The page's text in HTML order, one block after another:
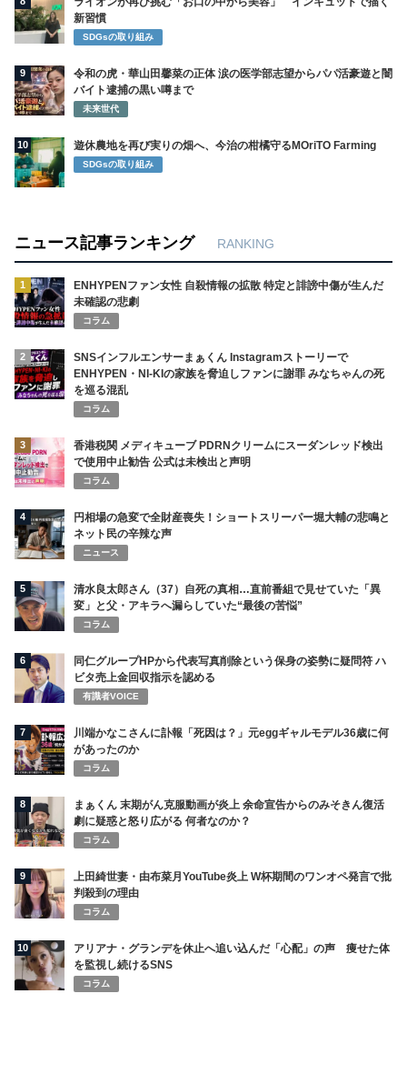
新習慣
SDGsの取り組み
9
令和の虎・華山田馨菜の正体 涙の医学部志望からパパ活豪遊と闇
バイト逮捕の黒い噂まで
未来世代
10 遊休農地を再び実りの畑へ、今治の柑橘守るMOriTO Farming
SDGsの取り組み
ニュース記事ランキング RANKING
1
ENHYPENファン女性 自殺情報の拡散 特定と誹謗中傷が生んだ
未確認の悲劇
コラム
2
SNSインフルエンサーまぁくん Instagramストーリーで
ENHYPEN・NI-KIの家族を脅迫しファンに謝罪 みなちゃんの死
を巡る混乱
コラム
3
香港税関 メディキューブ PDRNクリームにスーダンレッド検出
で使用中止勧告 公式は未検出と声明
コラム
4
円相場の急変で全財産喪失！ショートスリーパー堀大輔の悲鳴と
ネット民の辛辣な声
ニュース
5
清水良太郎さん（37）自死の真相…直前番組で見せていた「異
変」と父・アキラへ漏らしていた“最後の苦悩”
コラム
6
同仁グループHPから代表写真削除という保身の姿勢に疑問符 ハ
ビタ売上金回収指示を認める
有識者VOICE
7
川端かなこさんに訃報「死因は？」元eggギャルモデル36歳に何
があったのか
コラム
8
まぁくん 末期がん克服動画が炎上 余命宣告からのみそきん復活
劇に疑惑と怒り広がる 何者なのか？
コラム
9
上田綺世妻・由布菜月YouTube炎上 W杯期間のワンオペ発言で批
判殺到の理由
コラム
10
アリアナ・グランデを休止へ追い込んだ「心配」の声 痩せた体
を監視し続けるSNS
コラム